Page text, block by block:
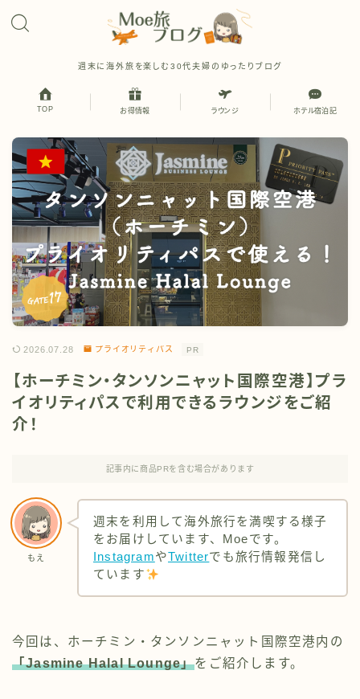
週末に海外旅を楽しむ30代夫婦のゆったりブログ
TOP お得情報 ラウンジ ホテル宿泊記
2026.07.28 プライオリティパス PR
【ホーチミン・タンソンニャット国際空港】プラ
イオリティパスで利用できるラウンジをご紹
介！
記事内に商品PRを含む場合があります
もえ
週末を利用して海外旅行を満喫する様子
をお届けしています、Moeです。
InstagramやTwitterでも旅行情報発信し
ています
今回は、ホーチミン・タンソンニャット国際空港内の
「Jasmine Halal Lounge」をご紹介します。